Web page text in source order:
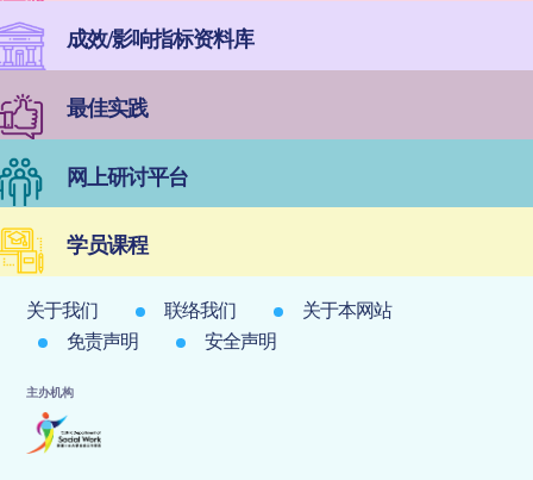
成效/影响指标资料库
最佳实践
网上研讨平台
学员课程
关于我们 联络我们
关于本网站
免责声明
安全声明
主办机构